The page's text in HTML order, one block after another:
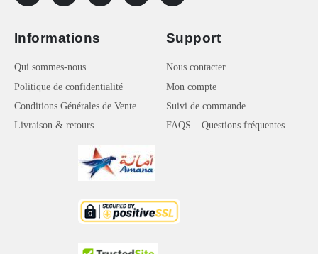
Informations
Qui sommes-nous
Politique de confidentialité
Conditions Générales de Vente
Livraison & retours
Support
Nous contacter
Mon compte
Suivi de commande
FAQS – Questions fréquentes